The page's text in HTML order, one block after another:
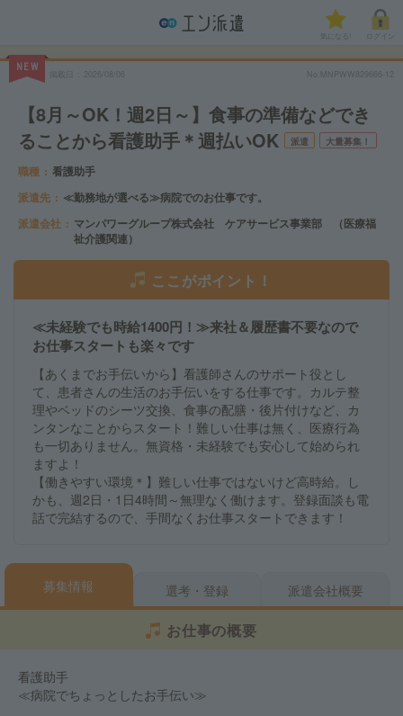
気になる!
NEW
No.MNPWW829666-12
【8月～OK！週2日～】食事の準備などでき
ることから看護助手＊週払いOK
派遣 大量募集！
職種
看護助手
派遣先
≪勤務地が選べる≫病院でのお仕事です。
派遣会社
マンパワーグループ株式会社 ケアサービス事業部 （医療福
祉介護関連）
ここがポイント！
≪未経験でも時給1400円！≫来社＆履歴書不要なので
お仕事スタートも楽々です
【あくまでお手伝いから】看護師さんのサポート役とし
て、患者さんの生活のお手伝いをする仕事です。カルテ整
理やベッドのシーツ交換、食事の配膳・後片付けなど、カ
ンタンなことからスタート！難しい仕事は無く、医療行為
も一切ありません。無資格・未経験でも安心して始められ
ますよ！
【働きやすい環境＊】難しい仕事ではないけど高時給。し
かも、週2日・1日4時間～無理なく働けます。登録面談も電
話で完結するので、手間なくお仕事スタートできます！
募集情報 選考・登録 派遣会社概要
お仕事の概要
看護助手
≪病院でちょっとしたお手伝い≫